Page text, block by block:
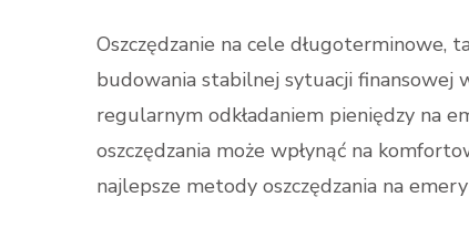
Oszczędzanie na cele
budowania stabilnej sytuacji finansowej
regularnym odkładaniem pieniędzy na
oszczędzania może wpłynąć na
najlepsze metody oszczędzania na